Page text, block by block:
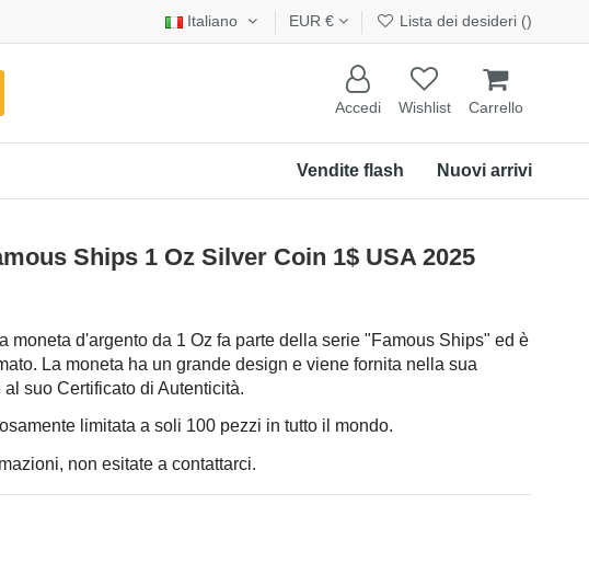
Italiano EUR € Lista dei desideri ()
Accedi Wishlist Carrello
Nuovi arrivi
Vendite flash
Ships 1 Oz Silver Coin 1$ USA 2025
moneta d'argento da 1 Oz fa parte della serie "Famous Ships" ed è
La moneta ha un grande design e viene fornita nella sua
suo Certificato di Autenticità.
limitata a soli 100 pezzi in tutto il mondo.
non esitate a contattarci.